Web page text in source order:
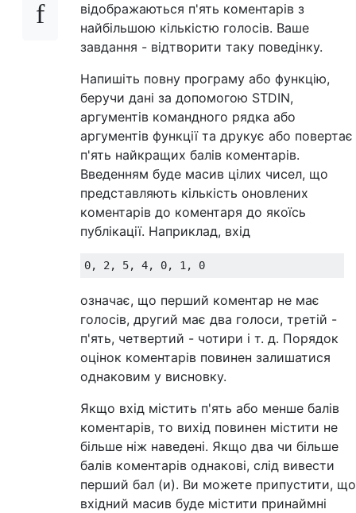
відображаються п'ять коментарів з
найбільшою кількістю голосів. Ваше
завдання - відтворити таку поведінку.
Напишіть повну програму або функцію,
беручи дані за допомогою STDIN,
аргументів командного рядка або
аргументів функції та друкує або повертає
п'ять найкращих балів коментарів.
Введенням буде масив цілих чисел, що
представляють кількість оновлених
коментарів до коментаря до якоїсь
публікації. Наприклад, вхід
означає, що перший коментар не має
голосів, другий має два голоси, третій -
п'ять, четвертий - чотири і т. д. Порядок
оцінок коментарів повинен залишатися
однаковим у висновку.
Якщо вхід містить п'ять або менше балів
коментарів, то вихід повинен містити не
більше ніж наведені. Якщо два чи більше
балів коментарів однакові, слід вивести
перший бал (и). Ви можете припустити, що
вхідний масив буде містити принаймні